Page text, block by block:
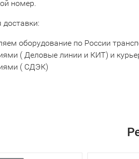
номер.
доставки:
оборудование по России
( Деловые линии и КИТ) и
( СДЭК)